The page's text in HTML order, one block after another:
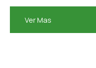
Ver Mas